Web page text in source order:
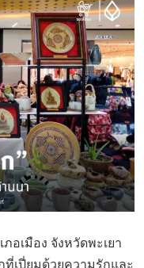
อเมือง จังหวัดพะเยา
ที่เปี่ยมด้วยความรักและ